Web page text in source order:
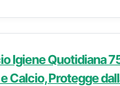
Igiene Quotidiana
Calcio, Protegge